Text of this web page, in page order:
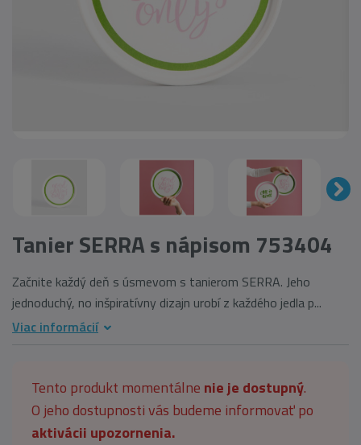
Tanier SERRA s nápisom 753404
Začnite každý deň s úsmevom s tanierom SERRA. Jeho
jednoduchý, no inšpiratívny dizajn urobí z každého jedla p...
Viac informácií
Tento produkt momentálne nie je dostupný.
O jeho dostupnosti vás budeme informovať po
aktivácii upozornenia.